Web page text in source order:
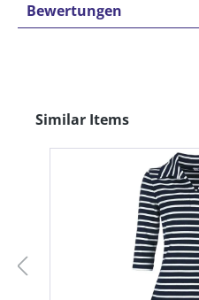
Bewertungen
Produktgalerie überspringen
Similar Items